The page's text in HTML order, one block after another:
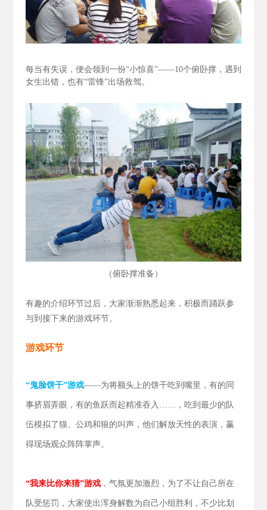
每当有失误，便会领到一份“小惊喜”——10个俯卧撑，遇到
女生出错，也有“雷锋”出场救驾。
（俯卧撑准备 ）
有趣的介绍环节过后，大家渐渐熟悉起来，积极而踊跃参
与到接下来的游戏环节。
游戏环节
“鬼脸饼干”游戏——为将额头上的饼干吃到嘴里，有的同
事挤眉弄眼，有的鱼跃而起精准吞入……，吃到最少的队
伍模拟了猫、公鸡和狼的叫声，他们解放天性的表演，赢
得现场观众阵阵掌声。
“我来比你来猜”游戏，气氛更加激烈，为了不让自己所在
队受惩罚，大家使出浑身解数为自己小组胜利，不少比划